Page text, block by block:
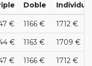
Doble Individual
€ 1166 € 1712 €
€ 1163 € 1709 €
€ 1166 € 1712 €